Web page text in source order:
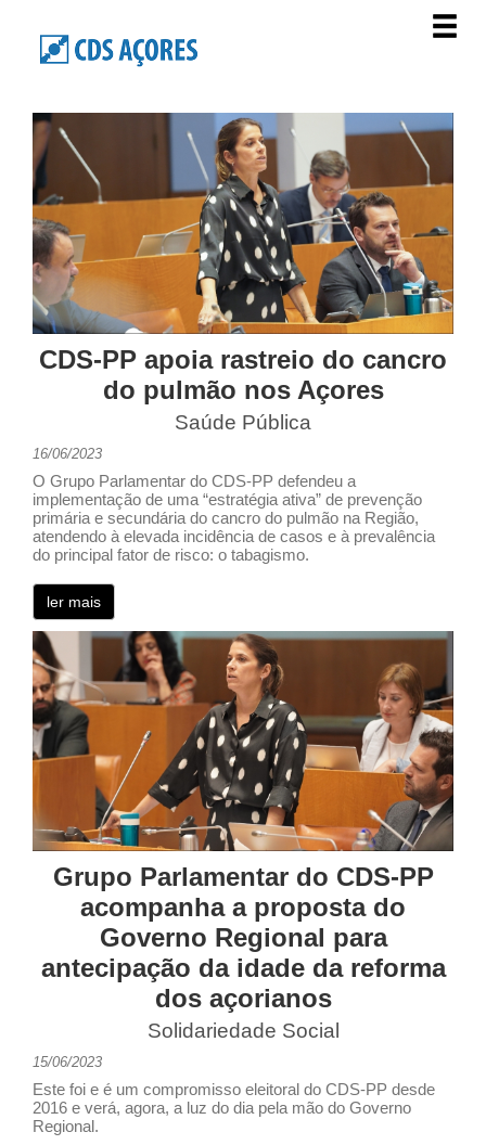
CDS-PP apoia rastreio do cancro
do pulmão nos Açores
Saúde Pública
16/06/2023
O Grupo Parlamentar do CDS-PP defendeu a
implementação de uma “estratégia ativa” de prevenção
primária e secundária do cancro do pulmão na Região,
atendendo à elevada incidência de casos e à prevalência
do principal fator de risco: o tabagismo.
ler mais
Grupo Parlamentar do CDS-PP
acompanha a proposta do
Governo Regional para
antecipação da idade da reforma
dos açorianos
Solidariedade Social
15/06/2023
Este foi e é um compromisso eleitoral do CDS-PP desde
2016 e verá, agora, a luz do dia pela mão do Governo
Regional.